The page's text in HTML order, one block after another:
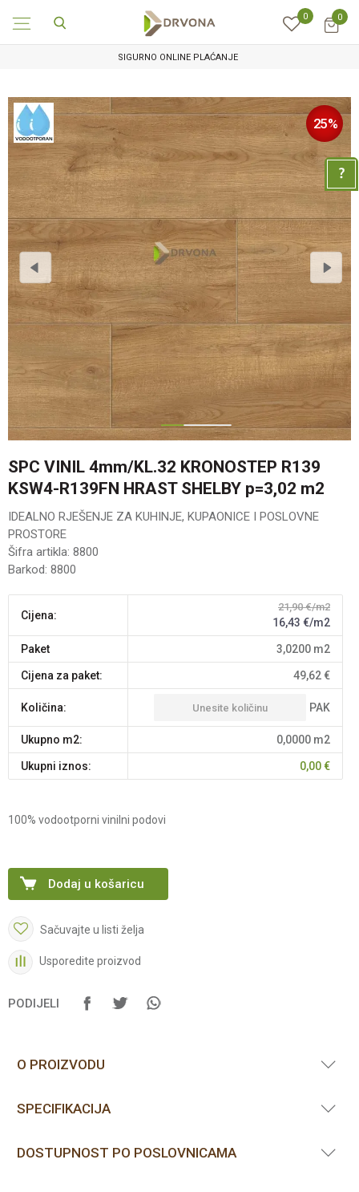
0 0
SIGURNO ONLINE PLAĆANJE
1 2
25%
SPC VINIL 4mm/KL.32 KRONOSTEP R139
KSW4-R139FN HRAST SHELBY p=3,02 m2
IDEALNO RJEŠENJE ZA KUHINJE, KUPAONICE I POSLOVNE
PROSTORE
Šifra artikla: 8800
Barkod: 8800
Cijena:
21,90 €/m2
16,43 €/m2
paket 3,0200 m2
Cijena za paket: 49,62€
Količina: PAK
Ukupno m2: 0,0000 m2
Ukupni iznos: 0,00€
100% vodootporni vinilni podovi
Dodaj u košaricu
Sačuvajte u listi želja
Usporedite proizvod
PODIJELI
O PROIZVODU
SPECIFIKACIJA
DOSTUPNOST PO POSLOVNICAMA